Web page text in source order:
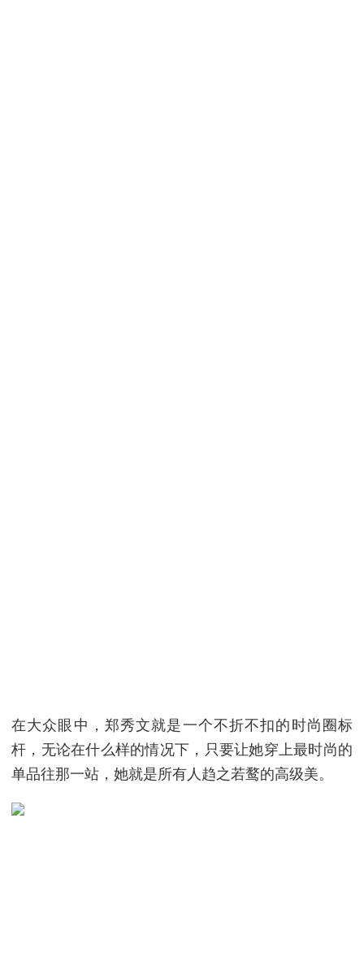
在大众眼中，郑秀文就是一个不折不扣的时尚圈标
杆，无论在什么样的情况下，只要让她穿上最时尚的
单品往那一站，她就是所有人趋之若鹜的高级美。